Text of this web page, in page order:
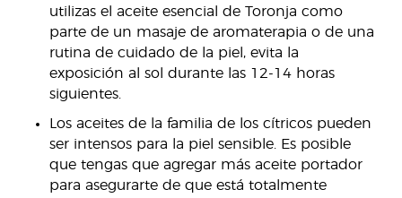
utilizas el aceite esencial de Toronja como
parte de un masaje de aromaterapia o de una
rutina de cuidado de la piel, evita la
exposición al sol durante las 12-14 horas
siguientes.
Los aceites de la familia de los cítricos pueden
ser intensos para la piel sensible. Es posible
que tengas que agregar más aceite portador
para asegurarte de que está totalmente